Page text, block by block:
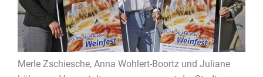
Merle Zschiesche, Anna Wohlert-Boortz und Juliane